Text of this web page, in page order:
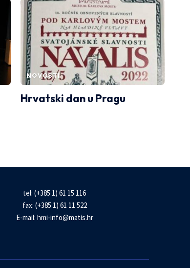
NOVOSTI
Hrvatski dan u Pragu
tel: (+385 1) 61 15 116
fax: (+385 1) 61 11 522
E-mail: hmi-info@matis.hr